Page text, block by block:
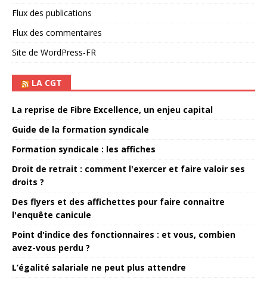
Flux des publications
Flux des commentaires
Site de WordPress-FR
LA CGT
La reprise de Fibre Excellence, un enjeu capital
Guide de la formation syndicale
Formation syndicale : les affiches
Droit de retrait : comment l'exercer et faire valoir ses
droits ?
Des flyers et des affichettes pour faire connaitre
l'enquête canicule
Point d'indice des fonctionnaires : et vous, combien
avez-vous perdu ?
L’égalité salariale ne peut plus attendre